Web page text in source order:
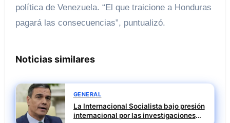
política de Venezuela. “El que traicione a Honduras
pagará las consecuencias”, puntualizó.
Noticias similares
GENERAL
La Internacional Socialista bajo presión
internacional por las investigaciones